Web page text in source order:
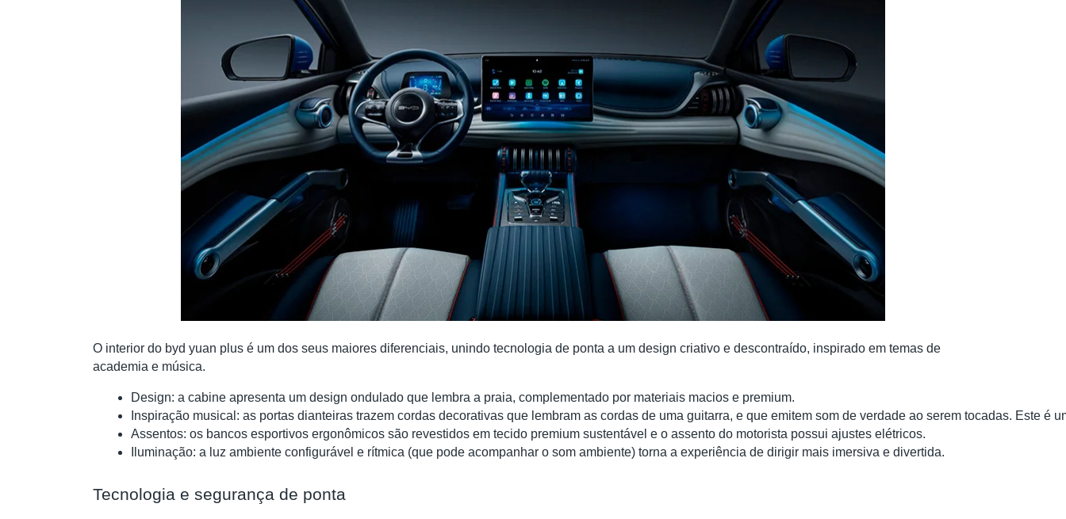
O interior do byd yuan plus é um dos seus maiores diferenciais, unindo tecnologia de ponta a um design criativo e descontraído, inspirado em temas de
academia e música.
Design: a cabine apresenta um design ondulado que lembra a praia, complementado por materiais macios e premium.
Inspiração musical: as portas dianteiras trazem cordas decorativas que lembram as cordas de uma guitarra, e que emitem som de verdade ao serem tocadas. Este é
Assentos: os bancos esportivos ergonômicos são revestidos em tecido premium sustentável e o assento do motorista possui ajustes elétricos.
Iluminação: a luz ambiente configurável e rítmica (que pode acompanhar o som ambiente) torna a experiência de dirigir mais imersiva e divertida.
Tecnologia e segurança de ponta